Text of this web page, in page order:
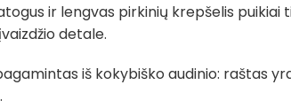
ir lengvas pirkinių krepšelis
detale.
iš kokybiško audinio: raštas